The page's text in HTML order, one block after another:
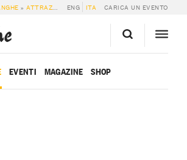
»ATTRAZIONI »PRUNETTO: LA CHIESA DELLA
ENG ITA CARICA UN EVENTO
EVENTI MAGAZINE SHOP